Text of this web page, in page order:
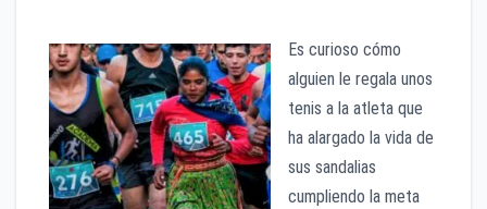
Es curioso cómo
alguien le regala unos
tenis a la atleta que
ha alargado la vida de
sus sandalias
cumpliendo la meta